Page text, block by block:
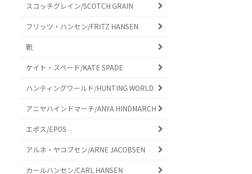
スコッチグレイン/SCOTCH GRAIN
フリッツ・ハンセン/FRITZ HANSEN
靴
ケイト・スペード/KATE SPADE
ハンティングワールド/HUNTING WORLD
アニヤハインドマーチ/ANYA HINDMARCH
エポス/EPOS
アルネ・ヤコブセン/ARNE JACOBSEN
カールハンセン/CARL HANSEN